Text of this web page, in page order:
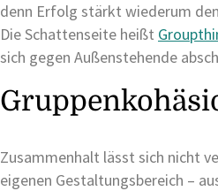
denn Erfolg stärkt wiederum
Die Schattenseite heißt
sich gegen Außenstehende
Zusammenhalt lässt sich nicht
eigenen Gestaltungsbereich –